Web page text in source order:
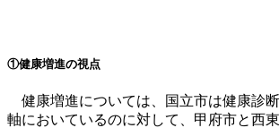
①健康増進の視点
健康増進については、国立市は健康診
軸においているのに対して、甲府市と西